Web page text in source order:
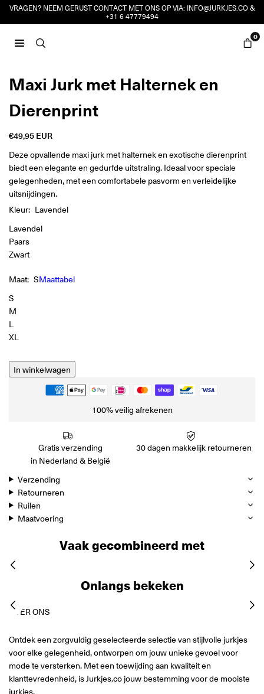
VRAGEN? NEEM GERUST CONTACT MET ONS OP VIA: INFO@JURKJES.CO&
+31 6 47779494
0
Maxi Jurk met Halternek en
Dierenprint
Reguliere
prijs
€49,95 EUR
Deze opvallende maxi jurk met halternek en exotische dierenprint
biedt een elegante en gedurfde uitstraling. Ideaal voor speciale
gelegenheden, met een comfortabele pasvorm en verleidelijke
uitsnijdingen.
Kleur: Lavendel
Lavendel
Paars
Zwart
Maat: SMaattabel
S
M
L
XL
In winkelwagen
100% veilig afrekenen
Gratis verzending
in Nederland & België
30 dagen makkelijk retourneren
Verzending
Retourneren
Ruilen
Maatvoering
Vaak gecombineerd met
Onlangs bekeken
OVER ONS
Ontdek een zorgvuldig geselecteerde selectie van stijlvolle jurkjes
voor elke gelegenheid, ontworpen om jouw unieke gevoel voor
mode te versterken. Met een toewijding aan kwaliteit en
klanttevredenheid, is Jurkjes.co jouw bestemming voor de mooiste
jurkjes.